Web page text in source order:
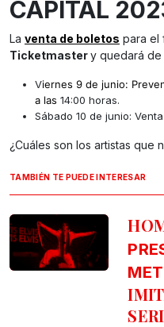
CAPITAL
La venta de boletos para el
Ticketmastery quedará de
Viernes 9 de junio:
a las 14:00 horas.
Sábado 10 de junio:
¿Cuáles son los artistas que
TAMBIÉN TE PUEDE INTERESAR